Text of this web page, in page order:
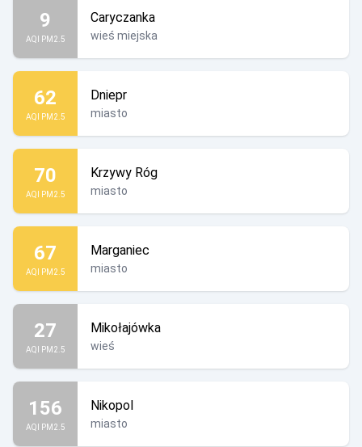
9
AQI PM2.5
Caryczanka
wieś miejska
62
AQI PM2.5
Dniepr
miasto
70
AQI PM2.5
Krzywy Róg
miasto
67
AQI PM2.5
Marganiec
miasto
27
AQI PM2.5
Mikołajówka
wieś
156
AQI PM2.5
Nikopol
miasto